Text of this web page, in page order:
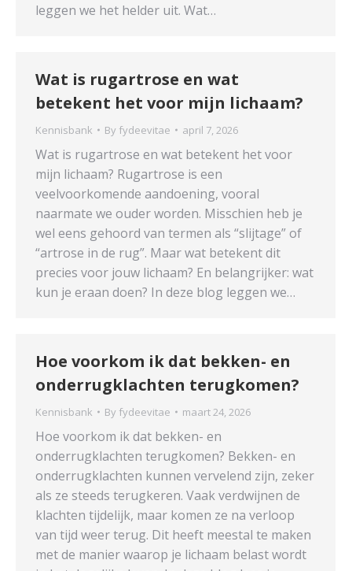
leggen we het helder uit. Wat…
Wat is rugartrose en wat
betekent het voor mijn lichaam?
Kennisbank By fydeevitae april 7, 2026
Wat is rugartrose en wat betekent het voor
mijn lichaam? Rugartrose is een
veelvoorkomende aandoening, vooral
naarmate we ouder worden. Misschien heb je
wel eens gehoord van termen als “slijtage” of
“artrose in de rug”. Maar wat betekent dit
precies voor jouw lichaam? En belangrijker: wat
kun je eraan doen? In deze blog leggen we…
Hoe voorkom ik dat bekken- en
onderrugklachten terugkomen?
Kennisbank By fydeevitae maart 24, 2026
Hoe voorkom ik dat bekken- en
onderrugklachten terugkomen? Bekken- en
onderrugklachten kunnen vervelend zijn, zeker
als ze steeds terugkeren. Vaak verdwijnen de
klachten tijdelijk, maar komen ze na verloop
van tijd weer terug. Dit heeft meestal te maken
met de manier waarop je lichaam belast wordt